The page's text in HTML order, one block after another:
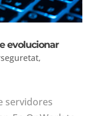
evolucionar
,
servidores